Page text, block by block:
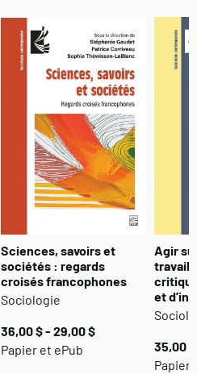
Sciences, savoirs et
sociétés : regards
croisés francophones
Sociologie
36,00 $ - 29,00 $
Papier et ePub
Agir
travail
et
35,00
Papier,